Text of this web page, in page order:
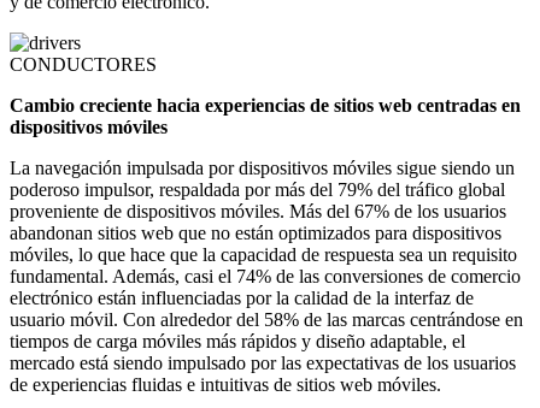
CONDUCTORES
Cambio creciente hacia experiencias de sitios web centradas en
dispositivos móviles
La navegación impulsada por dispositivos móviles sigue siendo un
poderoso impulsor, respaldada por más del 79% del tráfico global
proveniente de dispositivos móviles. Más del 67% de los usuarios
abandonan sitios web que no están optimizados para dispositivos
móviles, lo que hace que la capacidad de respuesta sea un requisito
fundamental. Además, casi el 74% de las conversiones de comercio
electrónico están influenciadas por la calidad de la interfaz de
usuario móvil. Con alrededor del 58% de las marcas centrándose en
tiempos de carga móviles más rápidos y diseño adaptable, el
mercado está siendo impulsado por las expectativas de los usuarios
de experiencias fluidas e intuitivas de sitios web móviles.